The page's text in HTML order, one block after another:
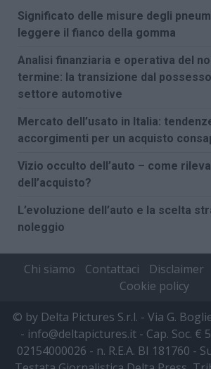
Significato delle misure degli
leggere il fianco della gomma
Analisi finanziaria e operativa del
termine: la transizione dal possesso
settore automotive
Mercato dell’usato in Italia:
accorgimenti per un acquisto
Vizio occulto dell’auto – come
dell’acquisto?
L’evoluzione dell’auto e la scelta
noleggio
Chi siamo Contattaci Disclaimer
Cookie policy
© by Delta Pictures S.r.l. - Via G.
- info@deltapictures.it - Cap. Soc. €
02154000026 - n. R.E.A. BI 181760 -